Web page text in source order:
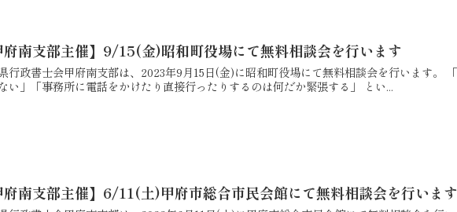
府南支部主催】9/15(金)昭和町役場にて無料相談会を行います
行政書士会甲府南支部は、2023年9月15日(金)に昭和町役場にて無料相談会を行います。
い」「事務所に電話をかけたり直接行ったりするのは何だか緊張する」 とい...
府南支部主催】6/11(土)甲府市総合市民会館にて無料相談会を行います